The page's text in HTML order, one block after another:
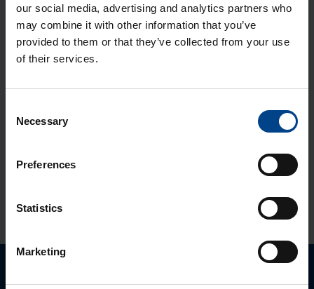
our social media, advertising and analytics partners who
may combine it with other information that you’ve
provided to them or that they’ve collected from your use
of their services.
Selection
Necessary
Preferences
Statistics
Marketing
Tihen­di­komp­lekt, Orion Plus
Tootekood: FL670A
Moo­dul­sisu Orion Plus, 3×18 moo­du­
Moo­dul­sisu Orion Plus C, 3×16 moo­
Palun võtke meiega ühendust